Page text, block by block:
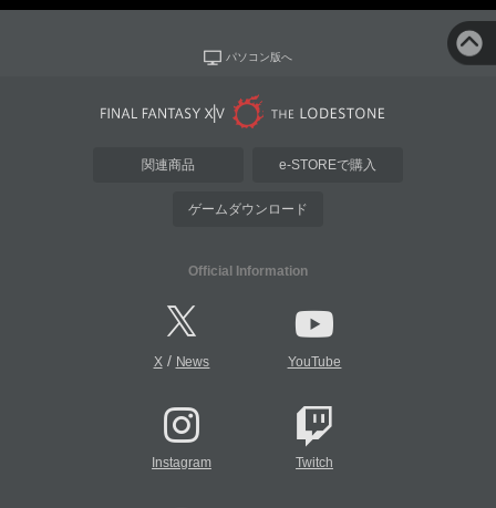
パソコン版へ
関連商品 e-STOREで購入
ゲームダウンロード
Official Information
X/ News YouTube
Instagram Twitch